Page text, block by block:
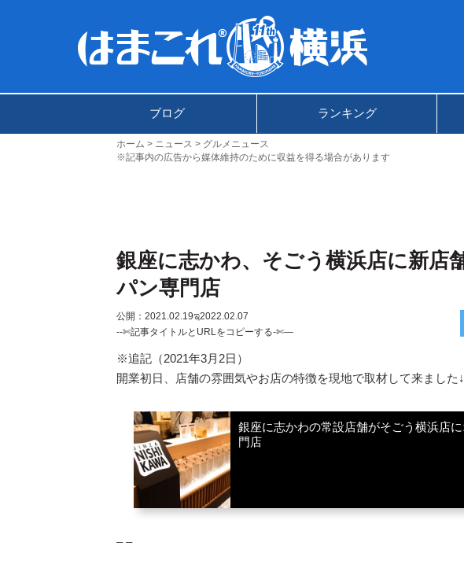
ブログ ランキング
ホーム ニュース
グルメニュース
※記事内の広告から媒体維持のために収益を得る場合があります
銀座に志かわ、そごう横浜店に新店
パン専門店
公開：2021.02.19ಇ2022.02.07
--✄記事タイトルとURLをコピーする-✄—
※追記（2021年3月2日）
開業初日、店舗の雰囲気やお店の特徴を現地で取材して来ました↓
銀座に志かわの常設店舗がそごう横浜店
門店
– –